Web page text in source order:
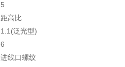
5
距高比
1.1(泛光型)
6
进线口螺纹